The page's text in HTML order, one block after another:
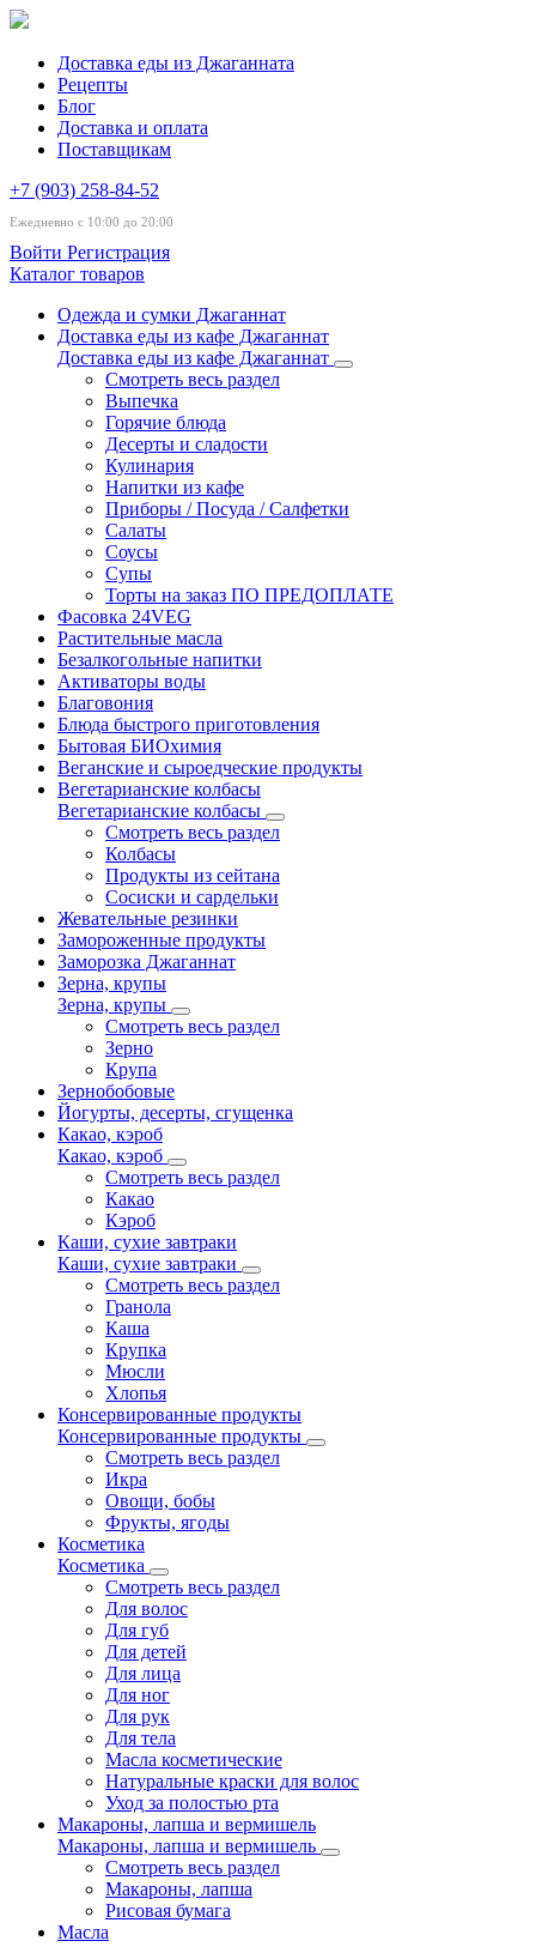
Доставка еды из Джаганната
Рецепты
Блог
Доставка и оплата
Поставщикам
+7 (903) 258-84-52
Ежедневно с 10:00 до 20:00
Войти Регистрация
Каталог товаров
Одежда и сумки Джаганнат
Доставка еды из кафе Джаганнат
Доставка еды из кафе Джаганнат
Смотреть весь раздел
Выпечка
Горячие блюда
Десерты и сладости
Кулинария
Напитки из кафе
Приборы / Посуда / Салфетки
Салаты
Соусы
Супы
Торты на заказ ПО ПРЕДОПЛАТЕ
Фасовка 24VEG
Растительные масла
Безалкогольные напитки
Активаторы воды
Благовония
Блюда быстрого приготовления
Бытовая БИОхимия
Веганские и сыроедческие продукты
Вегетарианские колбасы
Вегетарианские колбасы
Смотреть весь раздел
Колбасы
Продукты из сейтана
Сосиски и сардельки
Жевательные резинки
Замороженные продукты
Заморозка Джаганнат
Зерна, крупы
Зерна, крупы
Смотреть весь раздел
Зерно
Крупа
Зернобобовые
Йогурты, десерты, сгущенка
Какао, кэроб
Какао, кэроб
Смотреть весь раздел
Какао
Кэроб
Каши, сухие завтраки
Каши, сухие завтраки
Смотреть весь раздел
Гранола
Каша
Крупка
Мюсли
Хлопья
Консервированные продукты
Консервированные продукты
Смотреть весь раздел
Икра
Овощи, бобы
Фрукты, ягоды
Косметика
Косметика
Смотреть весь раздел
Для волос
Для губ
Для детей
Для лица
Для ног
Для рук
Для тела
Масла косметические
Натуральные краски для волос
Уход за полостью рта
Макароны, лапша и вермишель
Макароны, лапша и вермишель
Смотреть весь раздел
Макароны, лапша
Рисовая бумага
Масла